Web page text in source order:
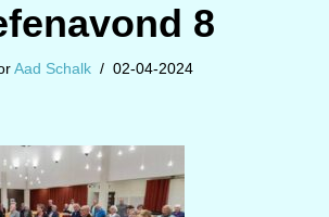
8
Aad Schalk 02-04-2024